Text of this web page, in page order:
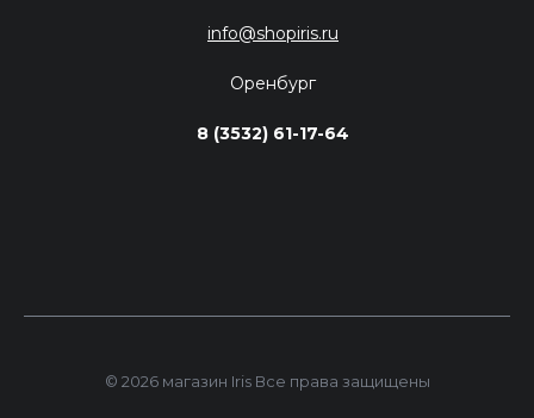
info@shopiris.ru
Оренбург
8 (3532) 61-17-64
© 2026 магазин Iris Все права защищены